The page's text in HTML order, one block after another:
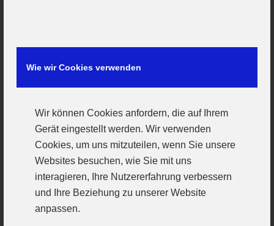
Wie wir Cookies verwenden
Wir können Cookies anfordern, die auf Ihrem
Gerät eingestellt werden. Wir verwenden
Cookies, um uns mitzuteilen, wenn Sie unsere
Websites besuchen, wie Sie mit uns
interagieren, Ihre Nutzererfahrung verbessern
und Ihre Beziehung zu unserer Website
anpassen.
5:14. Die wochenlang zu recht gelobte VfL-Deckung
bekam überhaupt keinen Zugriff auf ihre schnellen
Gegner längst die Vorentscheidung.
Trainer Gabor Czako, der kaum
Wechselmöglichkeiten hatte, versuchte seine
Mannschaft im zweiten Durchgang wenigstens
perspektivisch voranzubringen, wenn schon die